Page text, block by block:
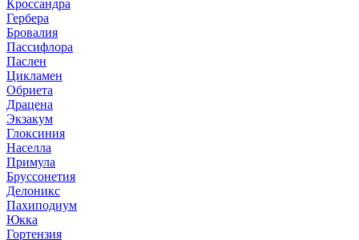
Кроссандра
Гербера
Бровалия
Пассифлора
Паслен
Цикламен
Обриета
Драцена
Экзакум
Глоксиния
Населла
Примула
Бруссонетия
Делоникс
Пахиподиум
Юкка
Гортензия